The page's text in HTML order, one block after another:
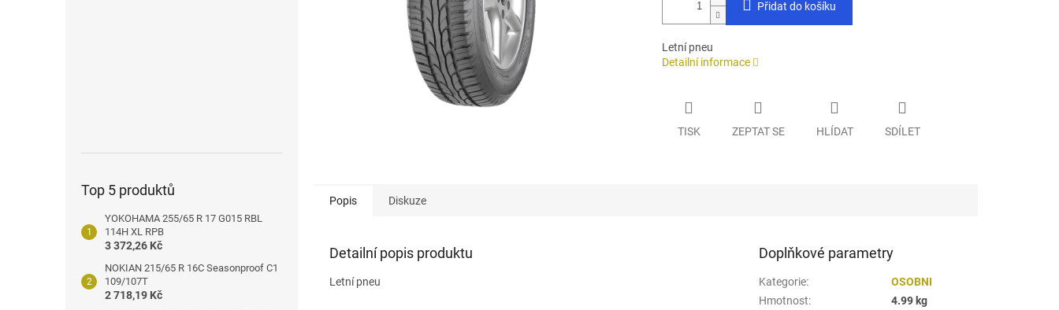
Top 5 produktů
YOKOHAMA 255/65 R 17 G015 RBL
114H XL RPB
3 372,26 Kč
NOKIAN 215/65 R 16C Seasonproof C1
109/107T
2 718,19 Kč
Přidat do košíku
Letní pneu
Detailní informace
TISK ZEPTAT SE HLÍDAT SDÍLET
Popis Diskuze
Detailní popis produktu
Letní pneu
Doplňkové parametry
Kategorie:
OSOBNI
Hmotnost: 4.99 kg